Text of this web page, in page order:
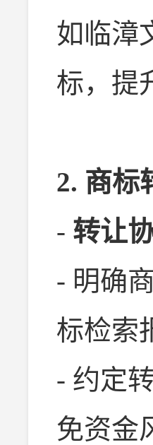
如临漳
标，提
2. 商标
- 转让
- 明确
标检索
- 约定
免资金